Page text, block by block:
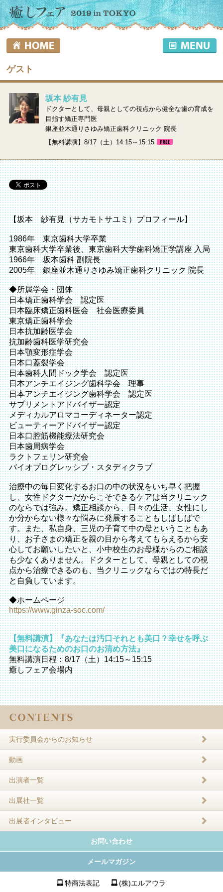
ゲスト
坂本 紗有見
ドクターとして、母親としての視点から健全な歯の育成を
目指す矯正専門医
銀座並木通りさゆみ矯正歯科クリニック 院長
【無料講演】8/17（土）14:15～15:15
【坂本 紗有見（サカモトサユミ）プロフィール】
1986年 東京歯科大学卒業
東京歯科大学卒業後、東京歯科大学歯科矯正学講座 入局
1966年 坂本歯科 副院長
2005年 銀座並木通りさゆみ矯正歯科クリニック 院長
◆所属学会・団体
日本矯正歯科学会 認定医
日本臨床矯正歯科医会 社会医療委員
東京矯正歯科学会
日本抗加齢医学会
抗加齢歯科医学研究会
日本顎変形症学会
日本口蓋裂学会
日本歯科人間ドック学会 認定医
日本アンチエイジング歯科学会 理事
日本アンチエイジング歯科学会 認定医
サプリメントアドバイザー認定
メディカルアロマコーディネーター認定
ビューティーアドバイザー認定
日本口腔筋機能療法研究会
日本歯周病学会
ラクトフェリン研究会
バイオプログレッシブ・スタディクラブ
治療中の毎日変化するお口の中の状況をいち早く把握
し、女性ドクターだからこそできるケアは当クリニック
のならでは強み。矯正相談から、日々の生活、女性にし
か分からない様々な悩みに発展することもしばしばで
す。また、私自身、三児の子育て中の母ということもあ
り、お子さまの矯正を親の目から考えてもらえるから安
心してお願いしたいと、小中校生のお母様からのご相談
も少なくありません。ドクターとして、母親としての視
点から治療できるのも、当クリニックならではの特長だ
と自負しています。
◆ホームページ
https://www.ginza-soc.com/
【無料講演】『あなたは汚口それとも美口？幸せを呼ぶ
美口になるためのお口のお清め方法』
無料講演日程：8/17（土）14:15～15:15
癒しフェア会場内
実行委員会からのお知らせ
動画
出演者一覧
出展社一覧
出展者インタビュー
お問い合わせ
メールマガジン
特商法表記 (株)エルアウラ